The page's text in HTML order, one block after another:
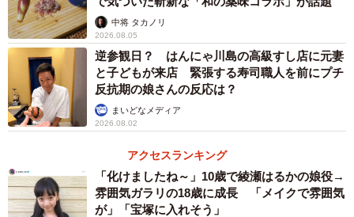
投稿には「のりたまとゆかりの2本立て最高」「こういうお
弁当がいちばんテンション上がる」と多くの共感が寄せら
れました。息子さんは毎日完食し、帰宅するといつも「あ
りがとう」と伝えてくれるそう。
「子どもにお腹いっぱいになってほしい、という思いを詰
めこめるのが、お弁当のいいところだと思っています。子
どもたちの中で息子が末っ子なので、お弁当を作るのもこ
れが最後だと思うと少し寂しいです」
中将 タカノリ
2026.08.05
逆参観日？ はんにゃ川島の高級すし店に元妻
と子どもが来店 緊張する寿司職人を前にプチ
反抗期の娘さんの反応は？
まいどなメディア
2026.08.02
アクセスランキング
「化けましたね～」10歳で綾瀬はるかの娘役→
雰囲気ガラリの18歳に成長 「メイクで雰囲気
が」「宝塚に入れそう」